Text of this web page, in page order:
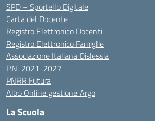
SPD – Sportello Digitale
Carta del Docente
Registro Elettronico Docenti
Registro Elettronico Famiglie
Associazione Italiana Dislessia
P.N. 2021-2027
PNRR Futura
Albo Online gestione Argo
La Scuola